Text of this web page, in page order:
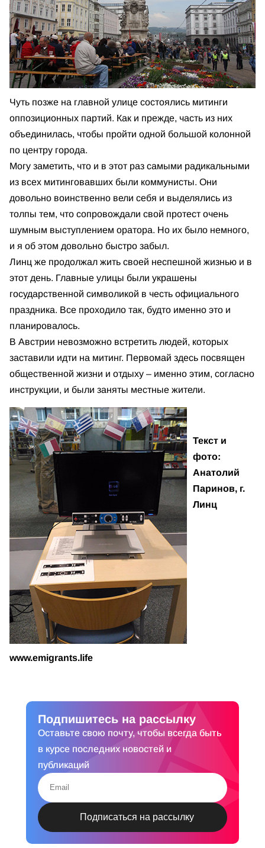
Чуть позже на главной улице состоялись митинги
оппозиционных партий. Как и прежде, часть из них
объединилась, чтобы пройти одной большой колонной
по центру города.
Могу заметить, что и в этот раз самыми радикальными
из всех митинговавших были коммунисты. Они
довольно воинственно вели себя и выделялись из
толпы тем, что сопровождали свой протест очень
шумным выступлением оратора. Но их было немного,
и я об этом довольно быстро забыл.
Линц же продолжал жить своей неспешной жизнью и в
этот день. Главные улицы были украшены
государственной символикой в честь официального
праздника. Все проходило так, будто именно это и
планировалось.
В Австрии невозможно встретить людей, которых
заставили идти на митинг. Первомай здесь посвящен
общественной жизни и отдыху – именно этим, согласно
инструкции, и были заняты местные жители.
Текст и
фото:
Анатолий
Паринов, г.
Линц
www.emigrants.life
Подпишитесь на рассылку
Оставьте свою почту, чтобы всегда быть
в курсе последних новостей и
публикаций